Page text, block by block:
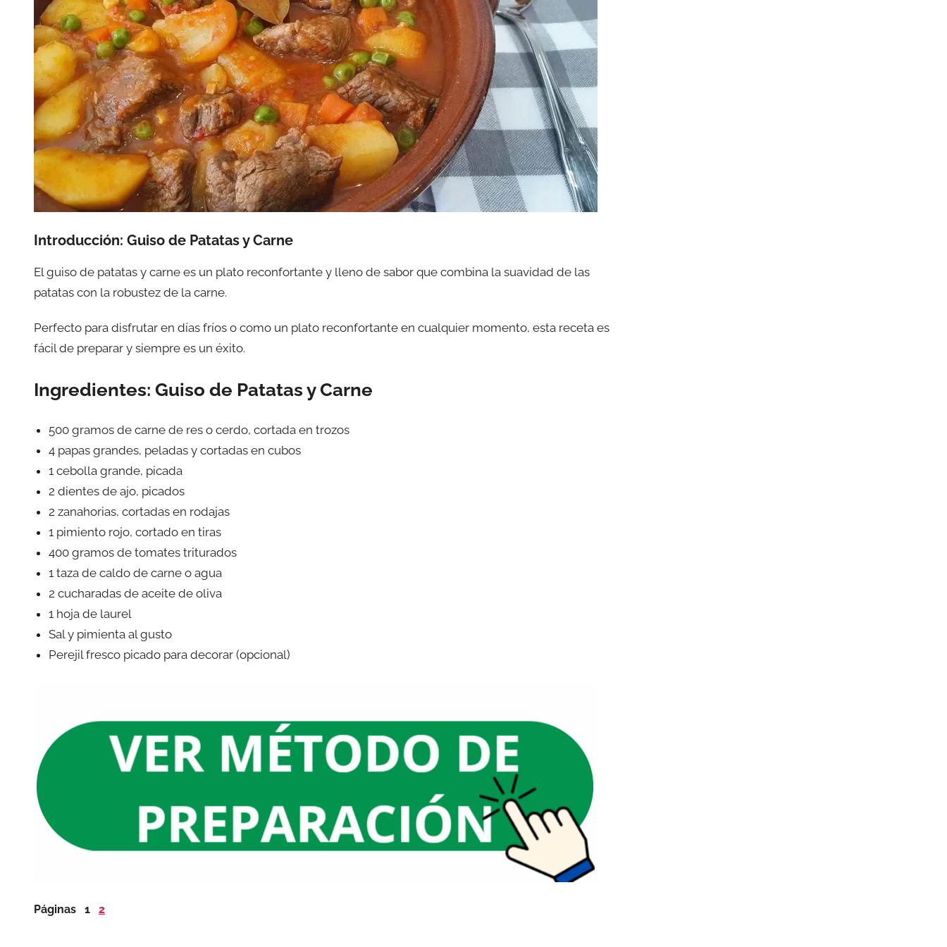
Introducción: Guiso de Patatas y Carne
El guiso de patatas y carne es un plato reconfortante y lleno de sabor que combina la suavidad de las
patatas con la robustez de la carne.
Perfecto para disfrutar en días fríos o como un plato reconfortante en cualquier momento, esta receta es
fácil de preparar y siempre es un éxito.
Ingredientes: Guiso de Patatas y Carne
500 gramos de carne de res o cerdo, cortada en trozos
4 papas grandes, peladas y cortadas en cubos
1 cebolla grande, picada
2 dientes de ajo, picados
2 zanahorias, cortadas en rodajas
1 pimiento rojo, cortado en tiras
400 gramos de tomates triturados
1 taza de caldo de carne o agua
2 cucharadas de aceite de oliva
1 hoja de laurel
Sal y pimienta al gusto
Perejil fresco picado para decorar (opcional)
Páginas 1 2